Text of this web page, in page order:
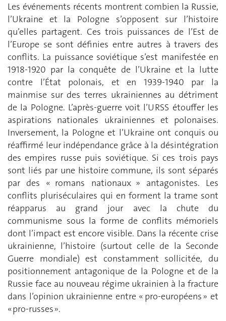
Les événements récents montrent combien la Russie,
l’Ukraine et la Pologne s’opposent sur l’histoire
qu’elles partagent. Ces trois puissances de l’Est de
l’Europe se sont définies entre autres à travers des
conflits. La puissance soviétique s’est manifestée en
1918-1920 par la conquête de l’Ukraine et la lutte
contre l’État polonais, et en 1939-1940 par la
mainmise sur des terres ukrainiennes au détriment
de la Pologne. L’après-guerre voit l’URSS étouffer les
aspirations nationales ukrainiennes et polonaises.
Inversement, la Pologne et l’Ukraine ont conquis ou
réaffirmé leur indépendance grâce à la désintégration
des empires russe puis soviétique. Si ces trois pays
sont liés par une histoire commune, ils sont séparés
par des « romans nationaux » antagonistes. Les
conflits pluriséculaires qui en forment la trame sont
réapparus au grand jour avec la chute du
communisme sous la forme de conflits mémoriels
dont l’impact est encore visible. Dans la récente crise
ukrainienne, l’histoire (surtout celle de la Seconde
Guerre mondiale) est constamment sollicitée, du
positionnement antagonique de la Pologne et de la
Russie face au nouveau régime ukrainien à la fracture
dans l’opinion ukrainienne entre « pro-européens » et
« pro-russes ».